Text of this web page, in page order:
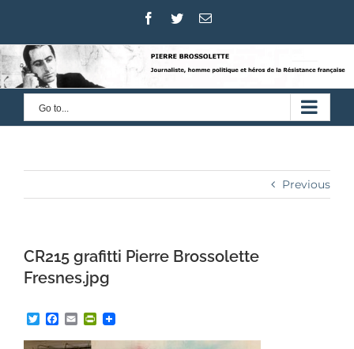
Facebook
TwitterEmail
Go to...
Previous
CR215 grafitti Pierre Brossolette
Fresnes.jpg
TwitterFacebook
EmailPrintFriendly